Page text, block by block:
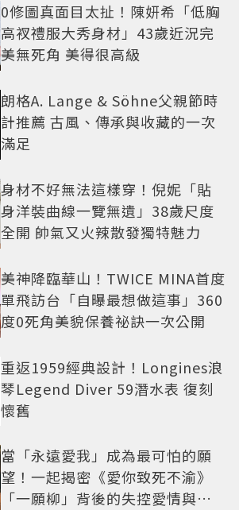
0修圖真面目太扯！陳妍希「低胸
高衩禮服大秀身材」43歲近況完
美無死角 美得很高級
朗格A. Lange & Söhne父親節時
計推薦 古風、傳承與收藏的一次
滿足
身材不好無法這樣穿！倪妮「貼
身洋裝曲線一覽無遺」38歲尺度
全開 帥氣又火辣散發獨特魅力
美神降臨華山！TWICE MINA首度
單飛訪台「自曝最想做這事」360
度0死角美貌保養祕訣一次公開
重返1959經典設計！Longines浪
琴Legend Diver 59潛水表 復刻
懷舊
當「永遠愛我」成為最可怕的願
望！一起揭密《愛你致死不渝》
「一願柳」背後的失控愛情與爆